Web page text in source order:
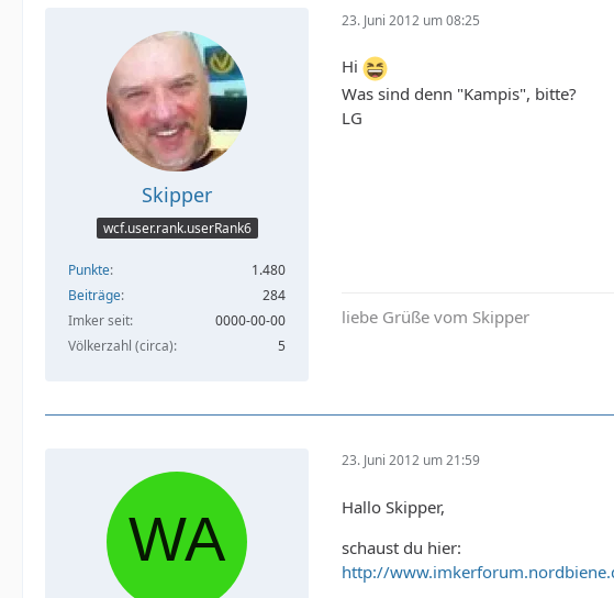
Skipper
wcf.user.rank.userRank6
Punkte
1.480
Beiträge
284
Imker seit
0000-00-00
Völkerzahl (circa)
5
23. Juni 2012 um 08:25
Hi
Was sind denn "Kampis", bitte?
LG
liebe Grüße vom Skipper
23. Juni 2012 um 21:59
Hallo Skipper,
schaust du hier:
http://